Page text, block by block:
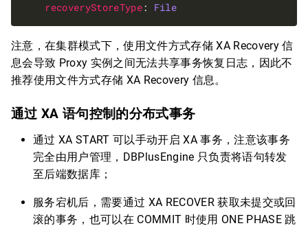
recoveryStoreType: File
注意，在集群模式下，使用文件方式存储 XA Recovery 信
息会导致 Proxy 实例之间无法共享事务恢复日志，因此不
推荐使用文件方式存储 XA Recovery 信息。
通过 XA 语句控制的分布式事务
通过 XA START 可以手动开启 XA 事务，注意该事务
完全由用户管理，DBPlusEngine 只负责将语句转发
至后端数据库；
服务宕机后，需要通过 XA RECOVER 获取未提交或回
滚的事务，也可以在 COMMIT 时使用 ONE PHASE 跳